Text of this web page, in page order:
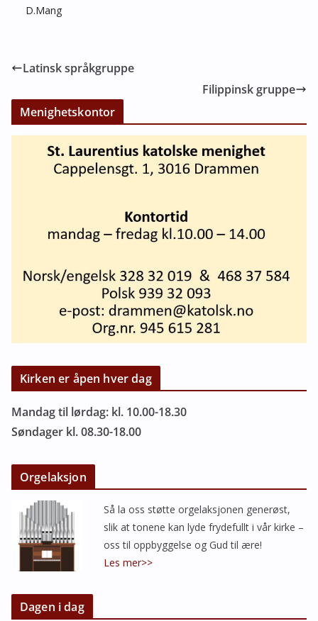
D.Mang
Latinsk språkgruppe
Filippinsk gruppe
Menighetskontor
Kirken er åpen hver dag
Mandag til lørdag: kl. 10.00-18.30
Søndager kl. 08.30-18.00
Orgelaksjon
Så la oss støtte orgelaksjonen generøst,
slik at tonene kan lyde frydefullt i vår kirke –
oss til oppbyggelse og Gud til ære!
Les mer>>
Dagen i dag